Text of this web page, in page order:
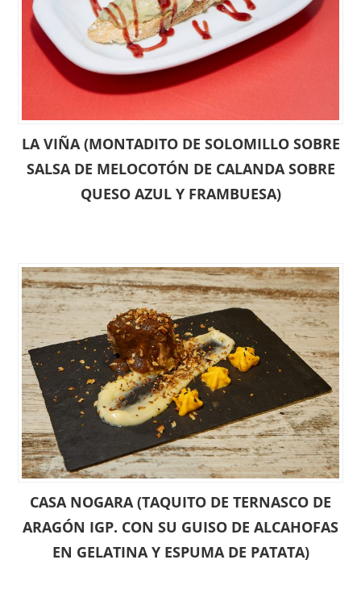
LA VIÑA (MONTADITO DE SOLOMILLO SOBRE
SALSA DE MELOCOTÓN DE CALANDA SOBRE
QUESO AZUL Y FRAMBUESA)
CASA NOGARA (TAQUITO DE TERNASCO DE
ARAGÓN IGP. CON SU GUISO DE ALCAHOFAS
EN GELATINA Y ESPUMA DE PATATA)